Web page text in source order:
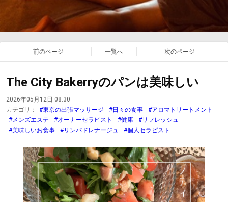
前のページ 一覧へ 次のページ
The City Bakerryのパンは美味しい
2026年05月12日 08:30
カテゴリ：
#東京の出張マッサージ #日々の食事
#アロマトリートメント
#メンズエステ
#オーナーセラピスト #健康
#リフレッシュ
#美味しいお食事
#リンパドレナージュ #個人セラピスト